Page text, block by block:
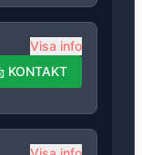
Visa info
KONTAKT